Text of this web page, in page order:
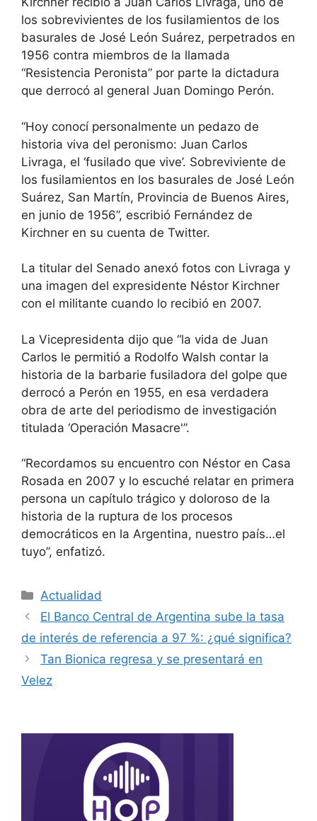
los sobrevivientes de los fusilamientos de los
basurales de José León Suárez, perpetrados en
1956 contra miembros de la llamada
“Resistencia Peronista” por parte la dictadura
que derrocó al general Juan Domingo Perón.
“Hoy conocí personalmente un pedazo de
historia viva del peronismo: Juan Carlos
Livraga, el ‘fusilado que vive’. Sobreviviente de
los fusilamientos en los basurales de José León
Suárez, San Martín, Provincia de Buenos Aires,
en junio de 1956”, escribió Fernández de
Kirchner en su cuenta de Twitter.
La titular del Senado anexó fotos con Livraga y
una imagen del expresidente Néstor Kirchner
con el militante cuando lo recibió en 2007.
La Vicepresidenta dijo que “la vida de Juan
Carlos le permitió a Rodolfo Walsh contar la
historia de la barbarie fusiladora del golpe que
derrocó a Perón en 1955, en esa verdadera
obra de arte del periodismo de investigación
titulada ‘Operación Masacre'”.
“Recordamos su encuentro con Néstor en Casa
Rosada en 2007 y lo escuché relatar en primera
persona un capítulo trágico y doloroso de la
historia de la ruptura de los procesos
democráticos en la Argentina, nuestro país…el
tuyo”, enfatizó.
Actualidad
El Banco Central de Argentina sube la tasa
de interés de referencia a 97 %: ¿qué significa?
Tan Bionica regresa y se presentará en
Velez